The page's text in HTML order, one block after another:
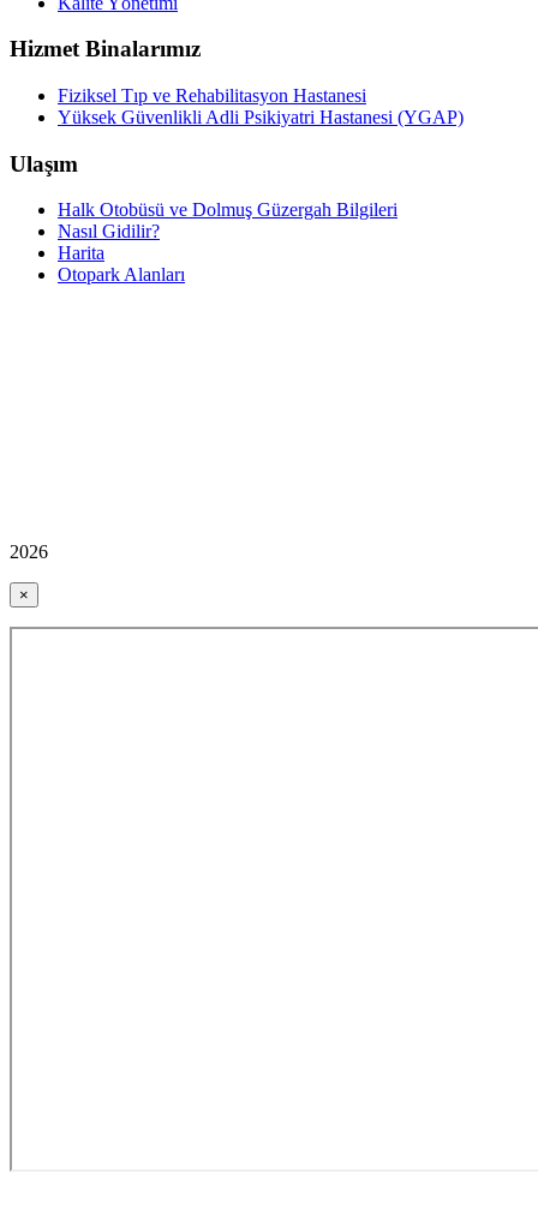
Hizmet Binalarımız
Fiziksel Tıp ve Rehabilitasyon Hastanesi
Yüksek Güvenlikli Adli Psikiyatri Hastanesi (YGAP)
Ulaşım
Halk Otobüsü ve Dolmuş Güzergah Bilgileri
Nasıl Gidilir?
Harita
Otopark Alanları
2026
×